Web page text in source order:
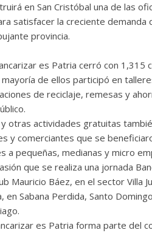
en San Cristóbal una de las
satisfacer la creciente
provincia.
es Patria cerró con 1,315
de ellos participó en
de reciclaje, remesas y
otras actividades gratuitas
y comerciantes que se
a pequeñas, medianas y micro
que se realiza una jornada
Mauricio Báez, en el sector Villa
en Sabana Perdida, Santo
es Patria forma parte del